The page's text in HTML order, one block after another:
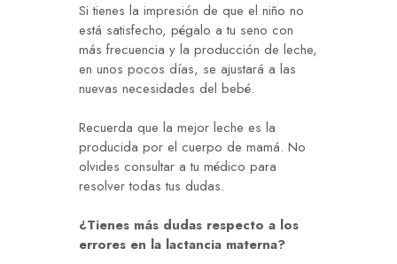
Si tienes la impresión de que el niño no
está satisfecho, pégalo a tu seno con
más frecuencia y la producción de leche,
en unos pocos días, se ajustará a las
nuevas necesidades del bebé.
Recuerda que la mejor leche es la
producida por el cuerpo de mamá. No
olvides consultar a tu médico para
resolver todas tus dudas.
¿Tienes más dudas respecto a los
errores en la lactancia materna?